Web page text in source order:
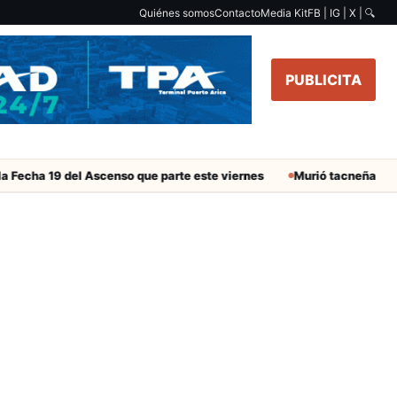
Quiénes somosContactoMedia KitFB | IG | X | 🔍
PUBLICITA
Fecha 19 del Ascenso que parte este viernes Murió tacneña